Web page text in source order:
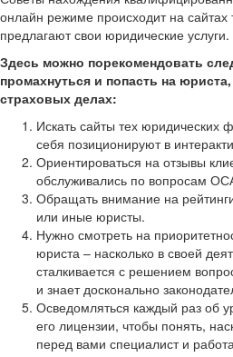
онлайн режиме происходит на сайтах
предлагают свои юридические услуги.
Здесь можно порекомендовать
промахнуться и попасть на
страховых делах:
Искать сайты тех юридических
себя позиционируют в
Ориентироваться на отзывы
обслуживались по вопросам
Обращать внимание на
или иные юристы.
Нужно смотреть на
юриста – насколько в своей
сталкивается с решением
и знает досконально
Осведомляться каждый раз об
его лицензии, чтобы понять,
перед вами специалист и